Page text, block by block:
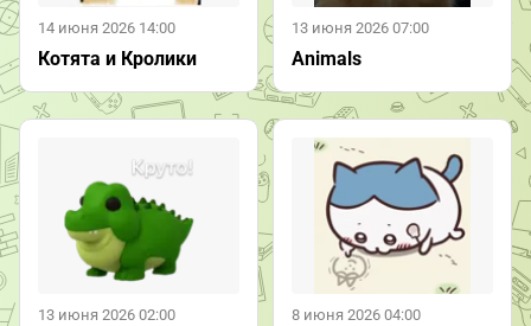
14 июня 2026 14:00
Котята и Кролики
13 июня 2026 07:00
Animals
13 июня 2026 02:00 8 июня 2026 04:00